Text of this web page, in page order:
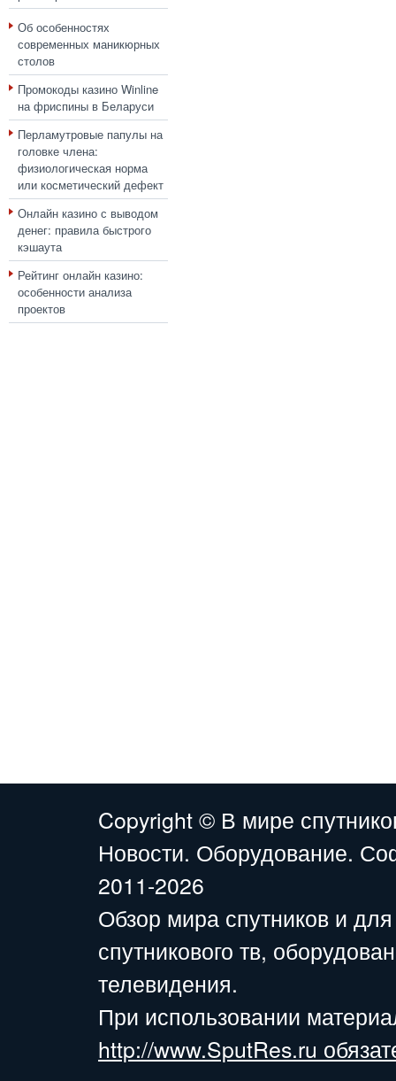
Об особенностях
современных маникюрных
столов
Промокоды казино Winline
на фриспины в Беларуси
Перламутровые папулы на
головке члена:
физиологическая норма
или косметический дефект
Онлайн казино с выводом
денег: правила быстрого
кэшаута
Рейтинг онлайн казино:
особенности анализа
проектов
Copyright © В мире
Новости. Оборудование.
2011-2026
Обзор мира спутников и
спутникового тв,
телевидения.
При использовании
http://www.SputRes.ru